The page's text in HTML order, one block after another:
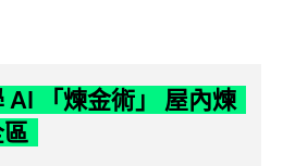
AI 「煉金術」 屋內煉